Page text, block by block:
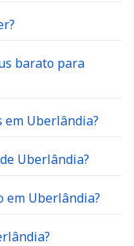
barato para
em Uberlândia?
Uberlândia?
em Uberlândia?